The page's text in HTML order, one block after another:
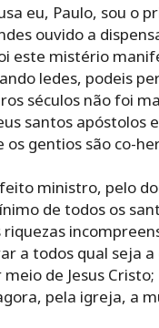
eu, Paulo, sou o
ouvido a
este mistério
ledes, podeis
séculos não foi
santos apóstolos
os gentios são co-
ministro, pelo
de todos os
a todos qual seja
de Jesus Cristo;
pela igreja, a